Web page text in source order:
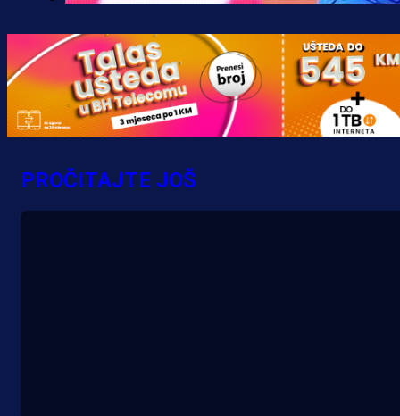
Željo uprkos svim problemima
krenuo pobjedom: Plavi slavili na
Grbavici!
PROČITAJTE JOŠ